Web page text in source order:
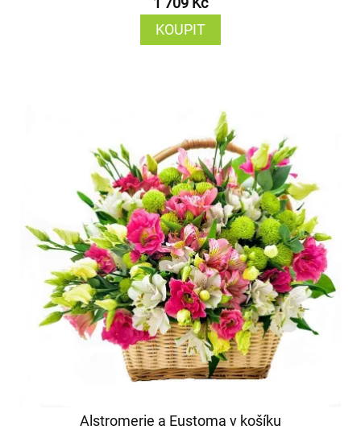
KOUPIT
Alstromerie a Eustoma v košíku